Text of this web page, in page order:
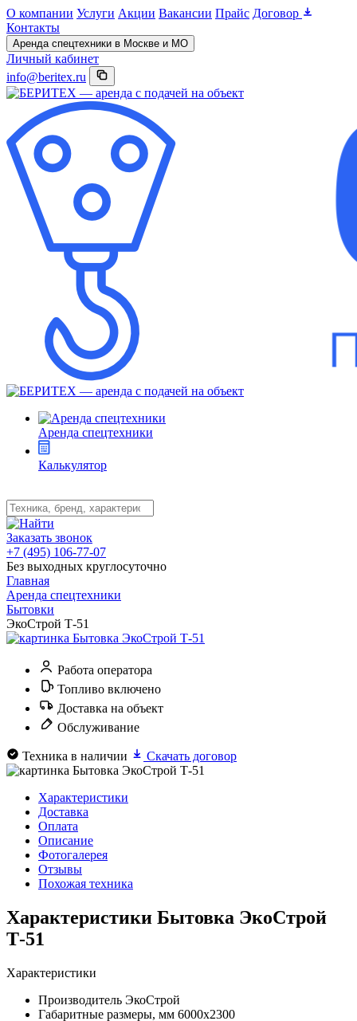
О компании Услуги Акции Вакансии Прайс Договор
Контакты
Аренда спецтехники в Москве и МО
Личный кабинет
info@beritex.ru
Аренда спецтехники
Калькулятор
Заказать звонок
+7 (495) 106-77-07
Без выходных круглосуточно
Главная
Аренда спецтехники
Бытовки
ЭкоСтрой Т-51
Работа оператора
Топливо включено
Доставка на объект
Обслуживание
Техника в наличии Скачать договор
Характеристики
Доставка
Оплата
Описание
Фотогалерея
Отзывы
Похожая техника
Характеристики Бытовка ЭкоСтрой
Т-51
Характеристики
Производитель ЭкоСтрой
Габаритные размеры, мм 6000х2300